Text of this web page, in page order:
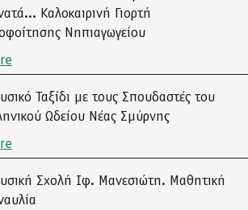
Καλοκαιρινή Γιορτή
Νηπιαγωγείου
Ταξίδι με τους Σπουδαστές του
Ωδείου Νέας Σμύρνης
Σχολή Ιφ. Μανεσιώτη. Μαθητική